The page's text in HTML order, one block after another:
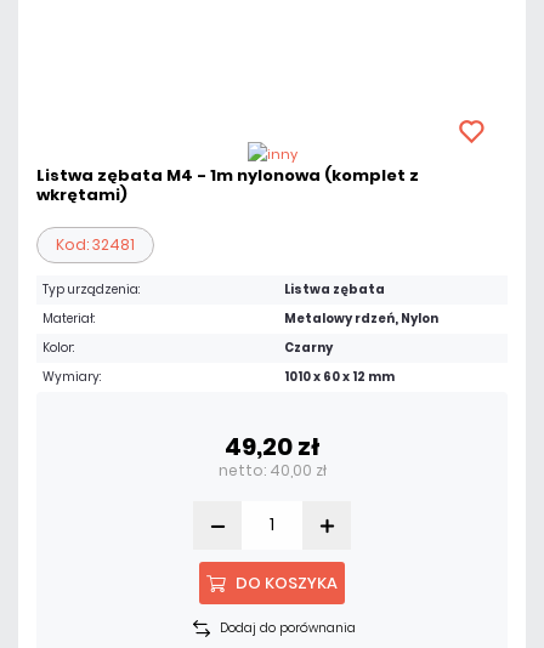
Listwa zębata M4 - 1m nylonowa (komplet z
wkrętami)
Kod: 32481
Typ urządzenia:
Listwa zębata
Materiał:
Metalowy rdzeń, Nylon
Kolor:
Czarny
Wymiary:
1010 x 60 x 12 mm
49,20 zł
netto: 40,00 zł
DO KOSZYKA
Dodaj do porównania